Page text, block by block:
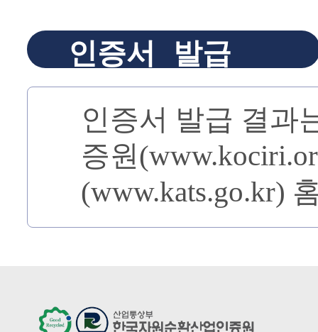
인증서 발급
인증서 발급 결과
증원
(www.kats.go.kr)